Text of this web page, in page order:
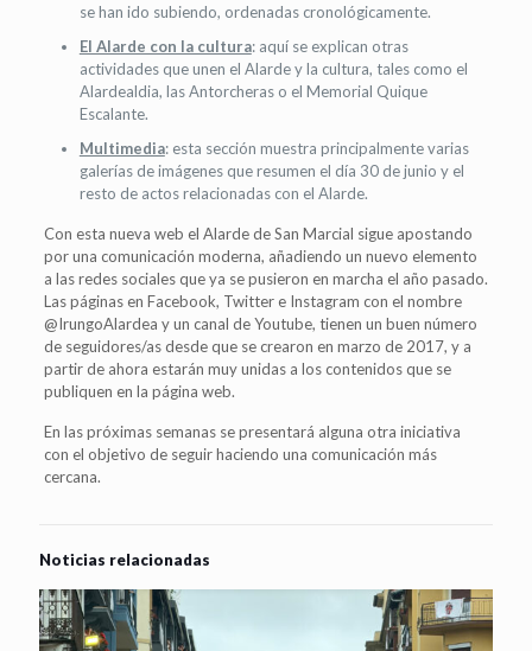
se han ido subiendo, ordenadas cronológicamente.
El Alarde con la cultura: aquí se explican otras
actividades que unen el Alarde y la cultura, tales como el
Alardealdia, las Antorcheras o el Memorial Quique
Escalante.
Multimedia: esta sección muestra principalmente varias
galerías de imágenes que resumen el día 30 de junio y el
resto de actos relacionadas con el Alarde.
Con esta nueva web el Alarde de San Marcial sigue apostando
por una comunicación moderna, añadiendo un nuevo elemento
a las redes sociales que ya se pusieron en marcha el año pasado.
Las páginas en Facebook, Twitter e Instagram con el nombre
@IrungoAlardea y un canal de Youtube, tienen un buen número
de seguidores/as desde que se crearon en marzo de 2017, y a
partir de ahora estarán muy unidas a los contenidos que se
publiquen en la página web.
En las próximas semanas se presentará alguna otra iniciativa
con el objetivo de seguir haciendo una comunicación más
cercana.
Noticias relacionadas